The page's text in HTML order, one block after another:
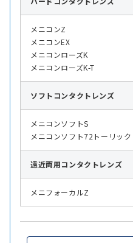
メニコンZ
メニコンEX
メニコンローズK
メニコンローズK-T
ソフト コンタクトレンズ
メニコンソフトS
メニコンソフト72トーリック
遠近両用コンタクトレンズ
メニフォーカルZ